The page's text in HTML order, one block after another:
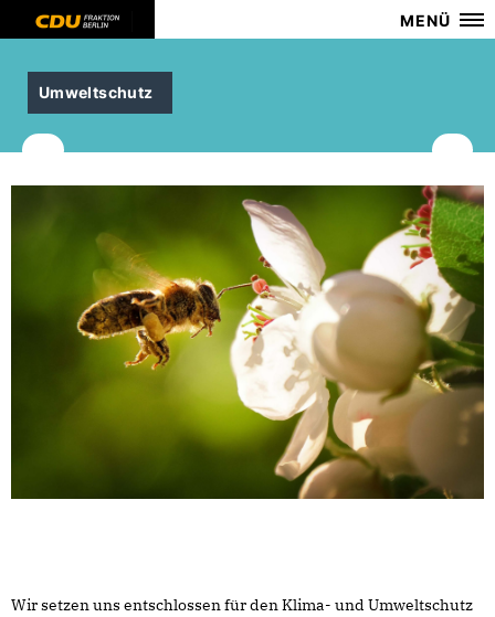
MENÜ
Umweltschutz
Wir setzen uns entschlossen für den Klima- und Umweltschutz